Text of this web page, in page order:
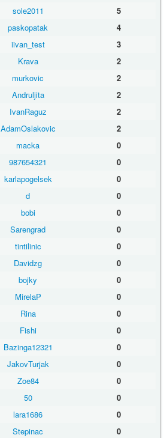
sole2011
5
paskopatak
4
iivan_test
3
Krava
2
murkovic
2
Andruljita
2
IvanRaguz
2
AdamOslakovic
2
macka
0
987654321
0
karlapogelsek
0
d
0
bobi
0
Sarengrad
0
tintilinic
0
Davidzg
0
bojky
0
MirelaP
0
Rina
0
Fishi
0
Bazinga12321
0
JakovTurjak
0
Zoe84
0
50
0
lara1686
0
Stepinac
0